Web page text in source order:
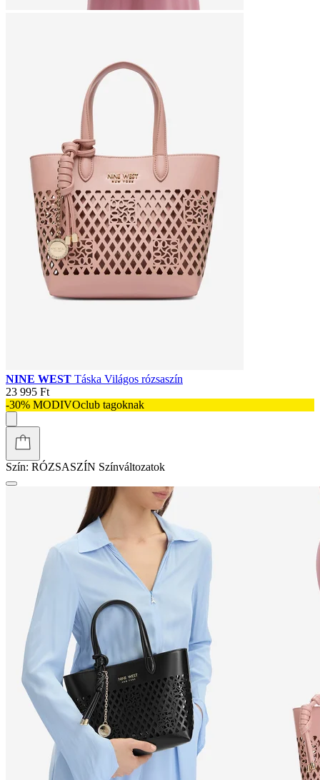
NINE WEST Táska Világos rózsaszín
23 995 Ft
-30% MODIVOclub tagoknak
Szín: RÓZSASZÍN Színváltozatok